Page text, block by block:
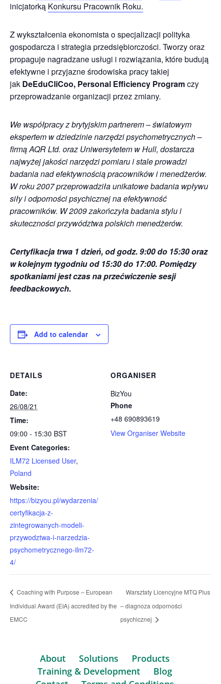
inicjatorką Konkursu Pracownik Roku.
Z wykształcenia ekonomista o specjalizacji polityka
gospodarcza i strategia przedsiębiorczości. Tworzy oraz
propaguje nagradzane usługi i rozwiązania, które budują
efektywne i przyjazne środowiska pracy takiej
jak DeEduCliCoo, Personal Efficiency Programczy
przeprowadzanie organizacji przez zmiany.
We współpracy z brytyjskim partnerem – światowym
ekspertem w dziedzinie narzędzi psychometrycznych –
firmą AQR Ltd. oraz Uniwersytetem w Hull, dostarcza
najwyżej jakości narzędzi pomiaru i stale prowadzi
badania nad efektywnością pracowników i menedżerów.
W roku 2007 przeprowadziła unikatowe badania wpływu
siły i odporności psychicznej na efektywność
pracowników. W 2009 zakończyła badania stylu i
skuteczności przywództwa polskich menedżerów.
Certyfikacja trwa 1 dzień, od godz. 9:00 do 15:30 oraz
w kolejnym tygodniu od 15:30 do 17:00. Pomiędzy
spotkaniami jest czas na przećwiczenie sesji
feedbackowych.
Add to calendar
DETAILS
Date:
26/08/21
Time:
09:00 - 15:30 BST
Event Categories:
ILM72 Licensed User,
Poland
Website:
https://bizyou.pl/wydarzenia/
certyfikacja-z-
zintegrowanych-modeli-
przywodztwa-i-narzedzia-
psychometrycznego-ilm72-
4/
ORGANISER
BizYou
Phone
+48 690893619
View Organiser Website
Coaching with Purpose – European
Individual Award (EIA) accredited by the
EMCC
Warsztaty Licencyjne MTQ Plus
– diagnoza odporności
psychicznej
About Solutions
Products
Training & Development
Blog